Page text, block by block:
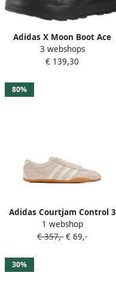
Adidas X Moon Boot Ace
Mid Laarzen Zwart 2 3
Mesh Synthetisch
3 webshops
€ 139,30
80%
Adidas Courtjam Control 3
Premium leren sneakers
met geperforeerde details
1 webshop
€ 357,- € 69,-
30%